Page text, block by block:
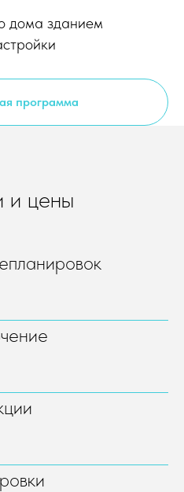
дома зданием
программа
и цены